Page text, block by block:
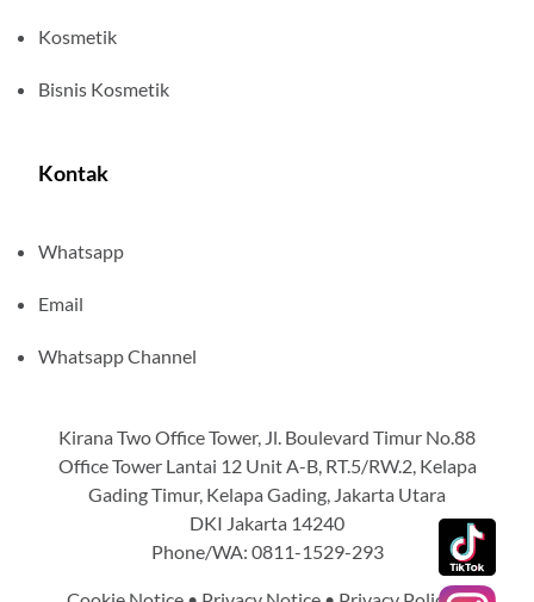
Kosmetik
Bisnis Kosmetik
Kontak
Whatsapp
Email
Whatsapp Channel
Kirana Two Office Tower, Jl. Boulevard Timur No.88
Office Tower Lantai 12 Unit A-B, RT.5/RW.2, Kelapa
Gading Timur, Kelapa Gading, Jakarta Utara
DKI Jakarta 14240
Phone/WA: 0811-1529-293